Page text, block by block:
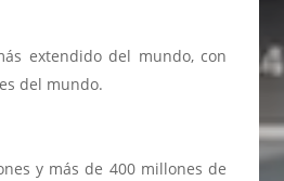
extendido del mundo, con
del mundo.
y más de 400 millones de